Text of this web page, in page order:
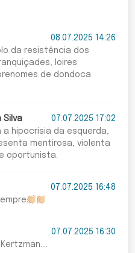
08.07.2025 14:26
da resistência dos
loires
de dondoca
Silva
07.07.2025 17:02
a hipocrisia da esquerda,
mentirosa, violenta
oportunista.
07.07.2025 16:48
07.07.2025 16:30